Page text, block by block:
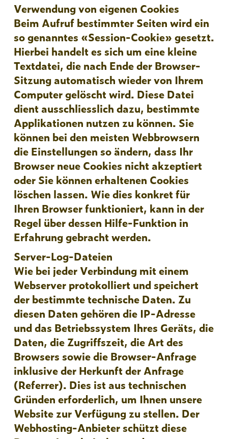
Verwendung von eigenen Cookies
Beim Aufruf bestimmter Seiten wird ein
so genanntes «Session-Cookie» gesetzt.
Hierbei handelt es sich um eine kleine
Textdatei, die nach Ende der Browser-
Sitzung automatisch wieder von Ihrem
Computer gelöscht wird. Diese Datei
dient ausschliesslich dazu, bestimmte
Applikationen nutzen zu können. Sie
können bei den meisten Webbrowsern
die Einstellungen so ändern, dass Ihr
Browser neue Cookies nicht akzeptiert
oder Sie können erhaltenen Cookies
löschen lassen. Wie dies konkret für
Ihren Browser funktioniert, kann in der
Regel über dessen Hilfe-Funktion in
Erfahrung gebracht werden.
Server-Log-Dateien
Wie bei jeder Verbindung mit einem
Webserver protokolliert und speichert
der bestimmte technische Daten. Zu
diesen Daten gehören die IP-Adresse
und das Betriebssystem Ihres Geräts, die
Daten, die Zugriffszeit, die Art des
Browsers sowie die Browser-Anfrage
inklusive der Herkunft der Anfrage
(Referrer). Dies ist aus technischen
Gründen erforderlich, um Ihnen unsere
Website zur Verfügung zu stellen. Der
Webhosting-Anbieter schützt diese